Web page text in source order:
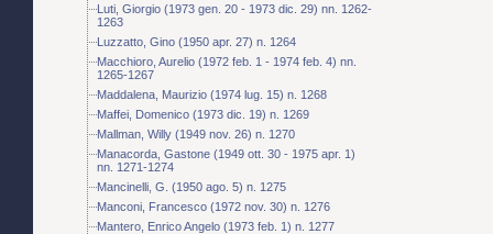
Luti, Giorgio (1973 gen. 20 - 1973 dic. 29) nn. 1262-
1263
Luzzatto, Gino (1950 apr. 27) n. 1264
Macchioro, Aurelio (1972 feb. 1 - 1974 feb. 4) nn.
1265-1267
Maddalena, Maurizio (1974 lug. 15) n. 1268
Maffei, Domenico (1973 dic. 19) n. 1269
Mallman, Willy (1949 nov. 26) n. 1270
Manacorda, Gastone (1949 ott. 30 - 1975 apr. 1)
nn. 1271-1274
Mancinelli, G. (1950 ago. 5) n. 1275
Manconi, Francesco (1972 nov. 30) n. 1276
Mantero, Enrico Angelo (1973 feb. 1) n. 1277